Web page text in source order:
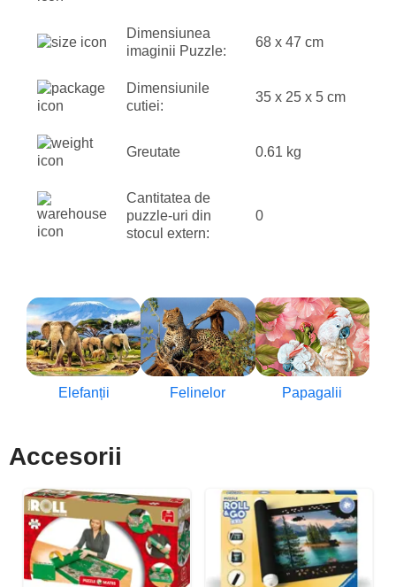
Dimensiunea
imaginii Puzzle:
68 x 47 cm
Dimensiunile
cutiei:
35 x 25 x 5 cm
Greutate 0.61 kg
Cantitatea de
puzzle-uri din
stocul extern:
0
Elefanții Felinelor Papagalii
Accesorii